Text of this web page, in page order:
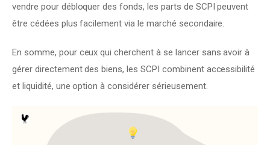
vendre pour débloquer des fonds, les parts de SCPI peuvent
être cédées plus facilement via le marché secondaire.
En somme, pour ceux qui cherchent à se lancer sans avoir à
gérer directement des biens, les SCPI combinent accessibilité
et liquidité, une option à considérer sérieusement.